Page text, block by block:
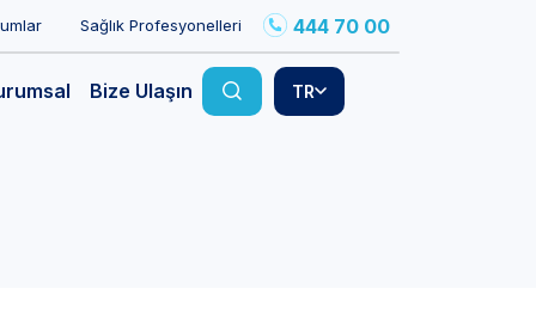
Sağlık Profesyonelleri 444 70 00
Bize Ulaşın TR